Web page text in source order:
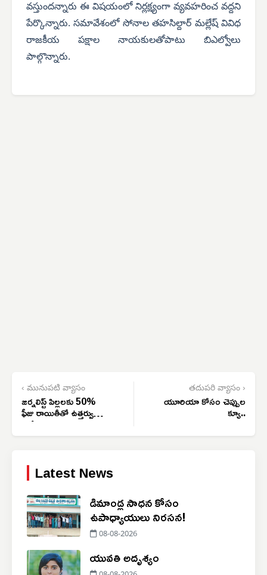
వస్తుందన్నారు ఈ విషయంలో నిర్లక్ష్యంగా వ్యవహరించ వద్దని
పేర్కొన్నారు. సమావేశంలో సోనాల తహసిల్దార్ మల్లేష్ వివిధ
రాజకీయ పక్షాల నాయకులతోపాటు బిఎల్వోలు
పాల్గొన్నారు.
‹ మునుపటి వ్యాసం
జర్నలిస్ట్ పిల్లలకు 50%
ఫీజు రాయితీతో ఉత్తర్వులు
జారీ
తదుపరి వ్యాసం ›
యూరియా కోసం చెప్పుల
క్యూ..
Latest News
డిమాండ్ల సాధన కోసం
ఉపాధ్యాయులు నిరసన!
08-08-2026
యువతి అదృశ్యం